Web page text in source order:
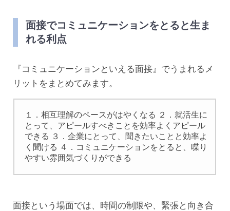
面接でコミュニケーションをとると生ま
れる利点
『コミュニケーションといえる面接』でうまれるメ
リットをまとめてみます。
１．相互理解のペースがはやくなる ２．就活生に
とって、アピールすべきことを効率よくアピール
できる ３．企業にとって、聞きたいことと効率よ
く聞ける ４．コミュニケーションをとると、喋り
やすい雰囲気づくりができる
面接という場面では、時間の制限や、緊張と向き合